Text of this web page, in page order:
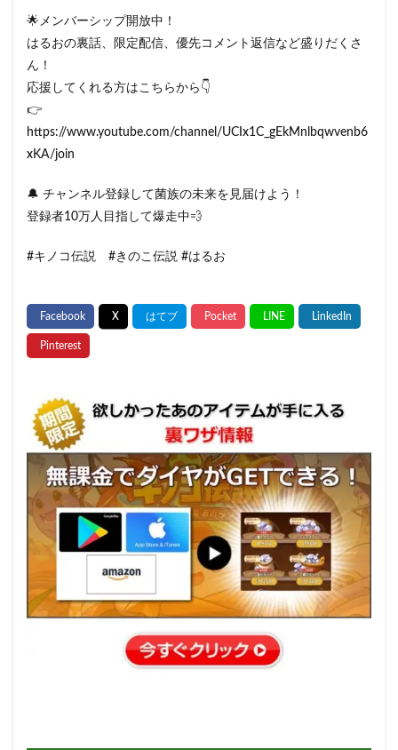
🌟メンバーシップ開放中！
はるおの裏話、限定配信、優先コメント返信など盛りだくさ
ん！
応援してくれる方はこちらから👇
👉
https://www.youtube.com/channel/UCIx1C_gEkMnlbqwvenb6
xKA/join
🔔 チャンネル登録して菌族の未来を見届けよう！
登録者10万人目指して爆走中💨
#キノコ伝説 #きのこ伝説 #はるお